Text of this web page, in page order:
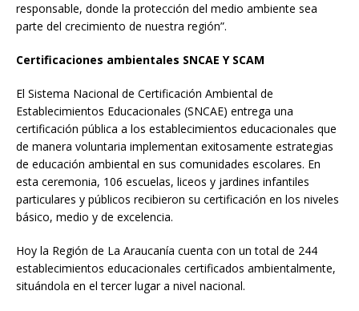
responsable, donde la protección del medio ambiente sea
parte del crecimiento de nuestra región”.
Certificaciones ambientales SNCAE Y SCAM
El Sistema Nacional de Certificación Ambiental de
Establecimientos Educacionales (SNCAE) entrega una
certificación pública a los establecimientos educacionales que
de manera voluntaria implementan exitosamente estrategias
de educación ambiental en sus comunidades escolares. En
esta ceremonia, 106 escuelas, liceos y jardines infantiles
particulares y públicos recibieron su certificación en los niveles
básico, medio y de excelencia.
Hoy la Región de La Araucanía cuenta con un total de 244
establecimientos educacionales certificados ambientalmente,
situándola en el tercer lugar a nivel nacional.